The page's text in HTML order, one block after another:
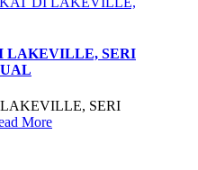
LAKEVILLE, SERI
SERI
More